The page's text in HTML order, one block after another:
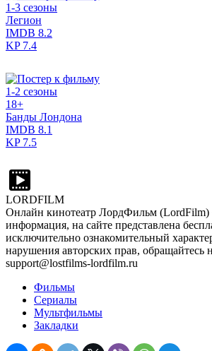
1-3 сезоны
Легион
IMDB 8.2
KP7.4
1-2 сезоны
18+
Банды Лондона
IMDB 8.1
KP7.5
LORDFILM
Онлайн кинотеатр ЛордФильм
информация, на сайте представлена
исключительно ознакомительный
нарушения авторских прав, обращайтесь
support@lostfilms-lordfilm.ru
Фильмы
Сериалы
Мультфильмы
Закладки